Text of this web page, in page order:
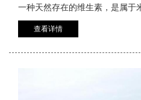
一种天然存在的维生素，是属于
查看详情